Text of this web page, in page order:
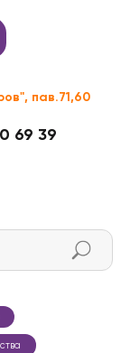
пав.71,60
69 39